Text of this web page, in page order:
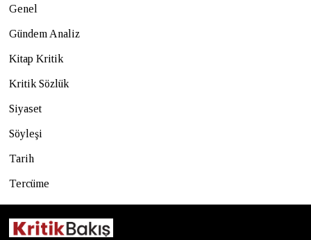
Genel
Gündem Analiz
Kitap Kritik
Kritik Sözlük
Siyaset
Söyleşi
Tarih
Tercüme